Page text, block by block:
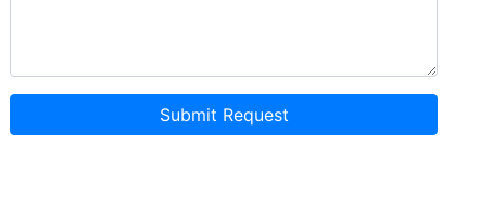
Submit Request